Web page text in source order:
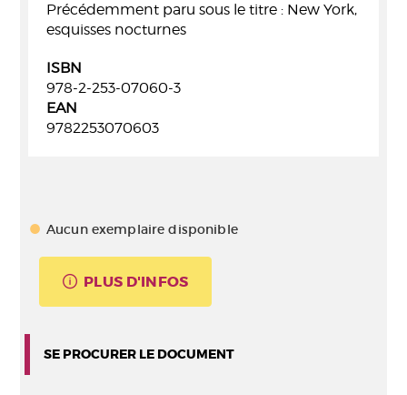
Précédemment paru sous le titre : New York,
esquisses nocturnes
ISBN
978-2-253-07060-3
EAN
9782253070603
Aucun exemplaire disponible
PLUS D'INFOS
SE PROCURER LE DOCUMENT